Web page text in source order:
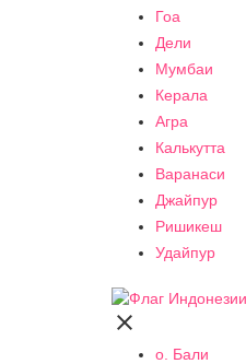
Гоа
Дели
Мумбаи
Керала
Агра
Калькутта
Варанаси
Джайпур
Ришикеш
Удайпур

о. Бали